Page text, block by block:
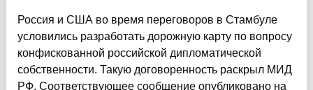
Россия и США во время переговоров в Стамбуле
условились разработать дорожную карту по вопросу
конфискованной российской дипломатической
собственности. Такую договоренность раскрыл МИД
РФ. Соответствующее сообщение опубликовано на